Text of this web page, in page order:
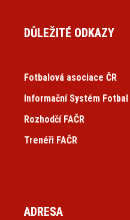
DŮLEŽITÉ ODKAZY
Fotbalová asociace ČR
Informační Systém Fotbal
Rozhodčí FAČR
Trenéři FAČR
ADRESA